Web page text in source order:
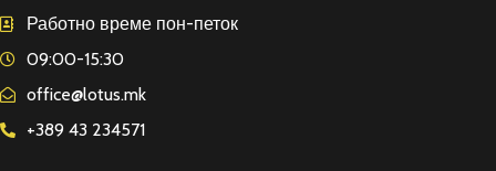
Работно време пон-петок
09:00-15:30
office@lotus.mk
+389 43 234571